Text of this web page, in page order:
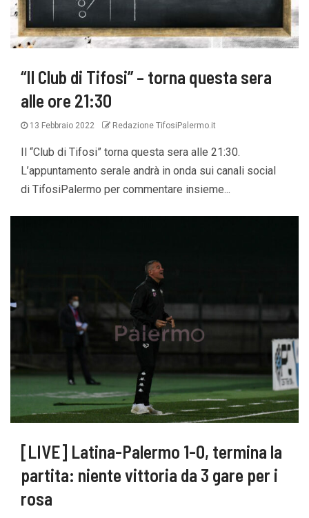
“Il Club di Tifosi” – torna questa sera
alle ore 21:30
13 Febbraio 2022 Redazione TifosiPalermo.it
Il “Club di Tifosi” torna questa sera alle 21:30.
L’appuntamento serale andrà in onda sui canali social
di TifosiPalermo per commentare insieme...
[LIVE] Latina-Palermo 1-0, termina la
partita: niente vittoria da 3 gare per i
rosa